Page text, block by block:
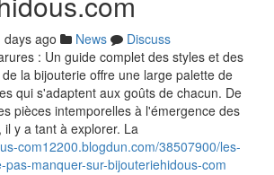
days ago News
Discuss
: Un guide complet des styles et des
la bijouterie offre une large palette de
qui s'adaptent aux goûts de chacun. De
pièces intemporelles à l'émergence des
y a tant à explorer. La
com12200.blogdun.com/38507900/les-
manquer-sur-bijouteriehidous-com